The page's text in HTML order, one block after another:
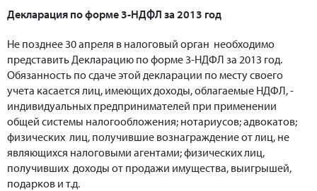
Декларация по форме 3-НДФЛ за 2013 год
Не позднее 30 апреля в налоговый орган необходимо
представить Декларацию по форме 3-НДФЛ за 2013 год.
Обязанность по сдаче этой декларации по месту своего
учета касается лиц, имеющих доходы, облагаемые НДФЛ, -
индивидуальных предпринимателей при применении
общей системы налогообложения; нотариусов; адвокатов;
физических лиц, получившие вознаграждение от лиц, не
являющихся налоговыми агентами; физических лиц,
получивших доходы от продажи имущества, выигрышей,
подарков и т.д.